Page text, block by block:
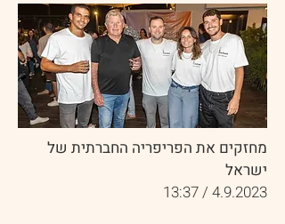
מחזקים את הפריפריה החברתית של
ישראל
4.9.2023 / 13:37